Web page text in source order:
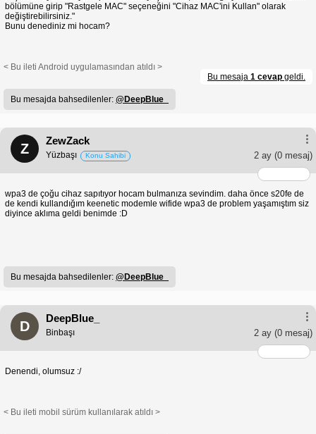
bölümüne girip "Rastgele MAC" seçeneğini "Cihaz MAC'ini Kullan" olarak
değiştirebilirsiniz."
Bunu denediniz mi hocam?
< Bu ileti Android uygulamasından atıldı >
Bu mesaja 1 cevap geldi.
Bu mesajda bahsedilenler: @DeepBlue_
Z
ZewZack
2 ay (0 mesaj)
Yüzbaşı Konu Sahibi
wpa3 de çoğu cihaz sapıtıyor hocam bulmanıza sevindim. daha önce s20fe de
de kendi kullandığım keenetic modemle wifide wpa3 de problem yaşamıştım siz
diyince aklıma geldi benimde :D
Bu mesajda bahsedilenler: @DeepBlue_
D
DeepBlue_
2 ay (0 mesaj)
Binbaşı
Denendi, olumsuz :/
< Bu ileti mobil sürüm kullanılarak atıldı >